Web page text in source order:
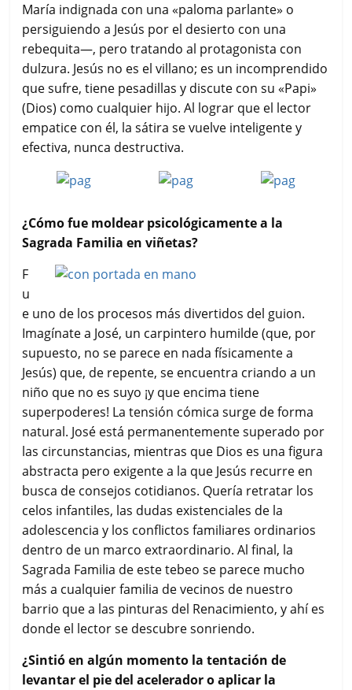
María indignada con una «paloma parlante» o
persiguiendo a Jesús por el desierto con una
rebequita—, pero tratando al protagonista con
dulzura. Jesús no es el villano; es un incomprendido
que sufre, tiene pesadillas y discute con su «Papi»
(Dios) como cualquier hijo. Al lograr que el lector
empatice con él, la sátira se vuelve inteligente y
efectiva, nunca destructiva.
¿Cómo fue moldear psicológicamente a la
Sagrada Familia en viñetas?
F
u
e uno de los procesos más divertidos del guion.
Imagínate a José, un carpintero humilde (que, por
supuesto, no se parece en nada físicamente a
Jesús) que, de repente, se encuentra criando a un
niño que no es suyo ¡y que encima tiene
superpoderes! La tensión cómica surge de forma
natural. José está permanentemente superado por
las circunstancias, mientras que Dios es una figura
abstracta pero exigente a la que Jesús recurre en
busca de consejos cotidianos. Quería retratar los
celos infantiles, las dudas existenciales de la
adolescencia y los conflictos familiares ordinarios
dentro de un marco extraordinario. Al final, la
Sagrada Familia de este tebeo se parece mucho
más a cualquier familia de vecinos de nuestro
barrio que a las pinturas del Renacimiento, y ahí es
donde el lector se descubre sonriendo.
¿Sintió en algún momento la tentación de
levantar el pie del acelerador o aplicar la